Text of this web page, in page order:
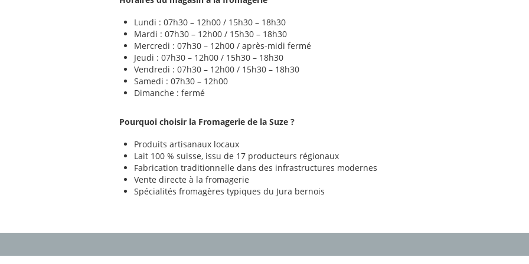
Lundi : 07h30 – 12h00 / 15h30 – 18h30
Mardi : 07h30 – 12h00 / 15h30 – 18h30
Mercredi : 07h30 – 12h00 / après-midi fermé
Jeudi : 07h30 – 12h00 / 15h30 – 18h30
Vendredi : 07h30 – 12h00 / 15h30 – 18h30
Samedi : 07h30 – 12h00
Dimanche : fermé
Pourquoi choisir la Fromagerie de la Suze ?
Produits artisanaux locaux
Lait 100 % suisse, issu de 17 producteurs régionaux
Fabrication traditionnelle dans des infrastructures modernes
Vente directe à la fromagerie
Spécialités fromagères typiques du Jura bernois